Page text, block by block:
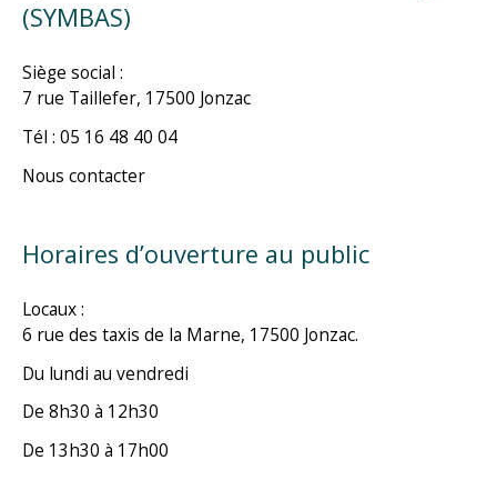
(SYMBAS)
Siège social :
7 rue Taillefer, 17500 Jonzac
Tél : 05 16 48 40 04
Nous contacter
Horaires d’ouverture au public
Locaux :
6 rue des taxis de la Marne, 17500 Jonzac.
Du lundi au vendredi
De 8h30 à 12h30
De 13h30 à 17h00